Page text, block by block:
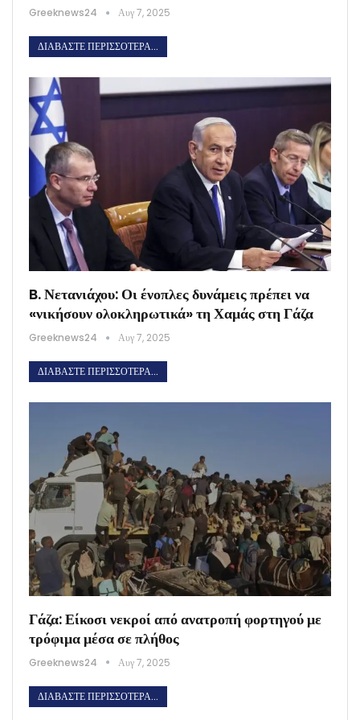
Greeknews24 Αυγ 7, 2025
ΔΙΑΒΆΣΤΕ ΠΕΡΙΣΣΌΤΕΡΑ...
B. Νετανιάχου: Οι ένοπλες δυνάμεις πρέπει να
«νικήσουν ολοκληρωτικά» τη Χαμάς στη Γάζα
Greeknews24 Αυγ 7, 2025
ΔΙΑΒΆΣΤΕ ΠΕΡΙΣΣΌΤΕΡΑ...
Γάζα: Είκοσι νεκροί από ανατροπή φορτηγού με
τρόφιμα μέσα σε πλήθος
Greeknews24 Αυγ 7, 2025
ΔΙΑΒΆΣΤΕ ΠΕΡΙΣΣΌΤΕΡΑ...